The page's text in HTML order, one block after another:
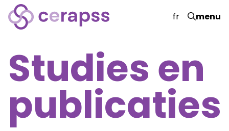
fr menu
Studies en
publicaties